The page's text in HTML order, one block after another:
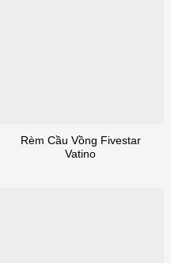
Rèm Cầu Vồng Fivestar
Vatino